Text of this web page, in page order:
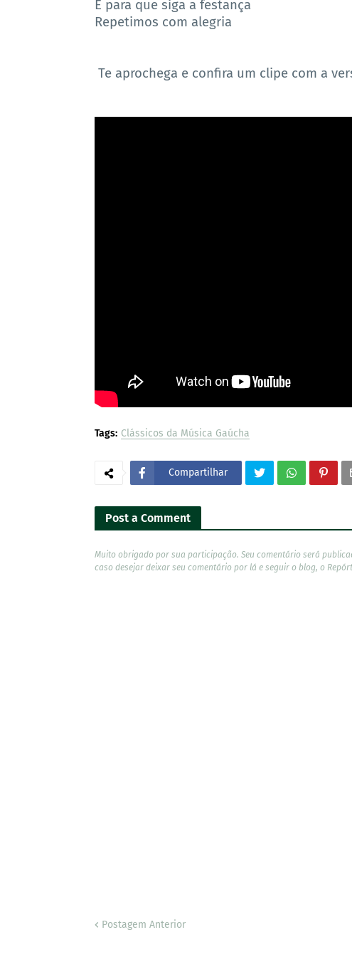
E para que siga a festança
Repetimos com alegria
Te aprochega e confira um clipe com a
Tags: Clássicos da Música Gaúcha
Compartilhar
Post a Comment
Muito obrigado por sua participação. Seu comentário será
caso desejar deixar seu comentário por lá e seguir o blog, o
Postagem Anterior